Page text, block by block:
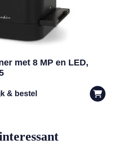
met 8 MP en LED,
& bestel